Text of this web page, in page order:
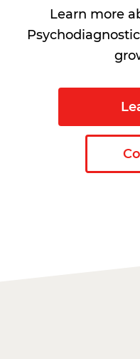
Learn more